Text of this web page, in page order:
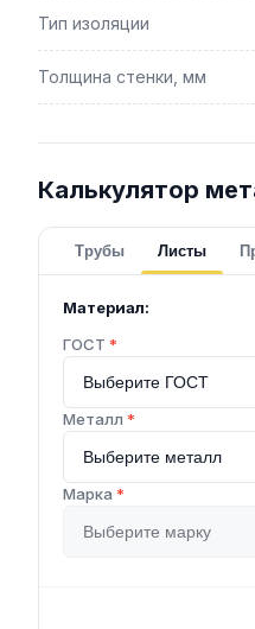
Тип изоляции
Толщина стенки, мм
Калькулятор
Трубы Листы
Материал:
ГОСТ *
Металл *
Марка *